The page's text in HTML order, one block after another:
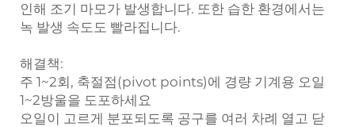
인해 조기 마모가 발생합니다. 또한 습한 환경에서는
녹 발생 속도도 빨라집니다.
해결책:
주 1~2회, 축절점(pivot points)에 경량 기계용 오일
1~2방울을 도포하세요
오일이 고르게 분포되도록 공구를 여러 차례 열고 닫